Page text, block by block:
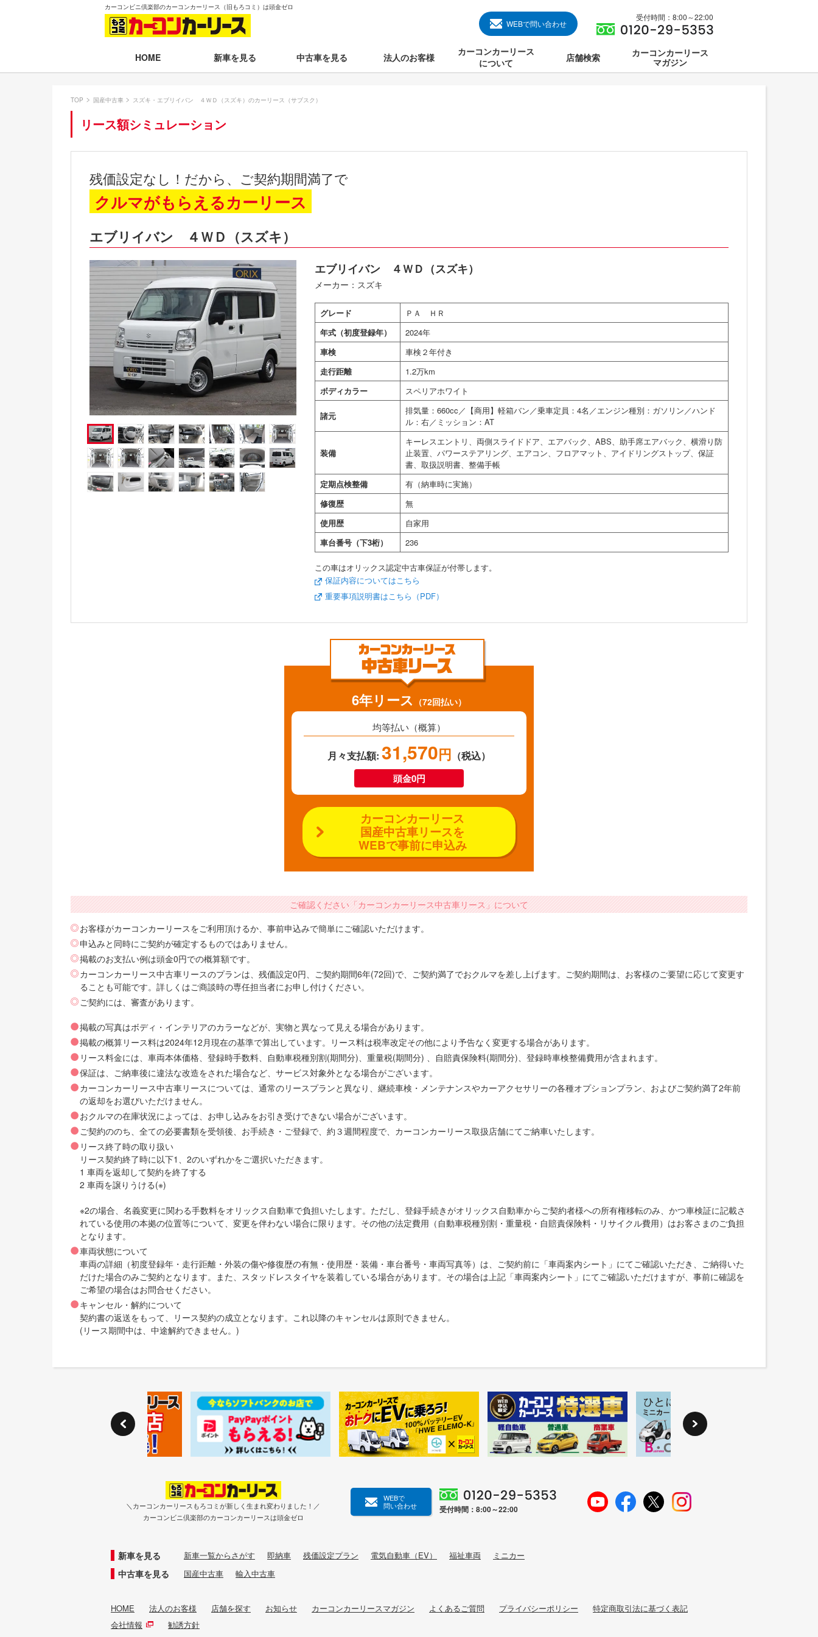
カーコンビニ倶楽部のカーコンカーリース（旧もろコミ）は頭金ゼロ
WEBで問い合わせ
受付時間：8:00～22:00
HOME 新車を見る
月々50,001円以上のクルマを見る
新車一覧から選ぶ
即納車（最短14日で納車）
残価設定プラン
電気自動車（EV）
福祉車両
ミニカー
中古車を見る 法人のお客様
カーコンカーリース
について
店舗検索
カーコンカーリース
マガジン
TOP 国産中古車 スズキ・エブリイバン ４ＷＤ（スズキ）のカーリース（サブスク）
リース額シミュレーション
残価設定なし！だから、ご契約期間満了で
クルマがもらえるカーリース
エブリイバン ４ＷＤ（スズキ）
エブリイバン ４ＷＤ（スズキ）
メーカー：スズキ
グレード
ＰＡ ＨＲ
年式（初度登録年）
2024年
車検
車検２年付き
走行距離
1.2万km
ボディカラー
スペリアホワイト
諸元
排気量：660cc／【商用】軽箱バン／乗車定員：4名／エンジン種別：ガソリン／ハンド
ル：右／ミッション：AT
装備
キーレスエントリ、両側スライドドア、エアバック、ABS、助手席エアバック、横滑り防
止装置、パワーステアリング、エアコン、フロアマット、アイドリングストップ、保証
書、取扱説明書、整備手帳
定期点検整備
有（納車時に実施）
修復歴
無
使用歴
自家用
車台番号（下3桁）
236
この車はオリックス認定中古車保証が付帯します。
保証内容についてはこちら
重要事項説明書はこちら（PDF）
6年リース （72回払い）
均等払い（概算）
月々支払額: 31,570円 （税込）
頭金0円
カーコンカーリース
国産中古車リースを
WEBで事前に申込み
ご確認ください「カーコンカーリース中古車リース」について
お客様がカーコンカーリースをご利用頂けるか、事前申込みで簡単にご確認いただけます。
申込みと同時にご契約が確定するものではありません。
掲載のお支払い例は頭金0円での概算額です。
カーコンカーリース中古車リースのプランは、残価設定0円、ご契約期間6年(72回)で、ご契約満了でおクルマを差し上げます。ご契約期間は、お客様のご要望に応じて変更す
ることも可能です。詳しくはご商談時の専任担当者にお申し付けください。
ご契約には、審査があります。
掲載の写真はボディ・インテリアのカラーなどが、実物と異なって見える場合があります。
掲載の概算リース料は2024年12月現在の基準で算出しています。リース料は税率改定その他により予告なく変更する場合があります。
リース料金には、車両本体価格、登録時手数料、自動車税種別割(期間分)、重量税(期間分) 、自賠責保険料(期間分)、登録時車検整備費用が含まれます。
保証は、ご納車後に違法な改造をされた場合など、サービス対象外となる場合がございます。
カーコンカーリース中古車リースについては、通常のリースプランと異なり、継続車検・メンテナンスやカーアクセサリーの各種オプションプラン、およびご契約満了2年前
の返却をお選びいただけません。
おクルマの在庫状況によっては、お申し込みをお引き受けできない場合がございます。
ご契約ののち、全ての必要書類を受領後、お手続き・ご登録で、約３週間程度で、カーコンカーリース取扱店舗にてご納車いたします。
リース終了時の取り扱い
リース契約終了時に以下1、2のいずれかをご選択いただきます。
1 車両を返却して契約を終了する
2 車両を譲りうける(※)
※2の場合、名義変更に関わる手数料をオリックス自動車で負担いたします。ただし、登録手続きがオリックス自動車からご契約者様への所有権移転のみ、かつ車検証に記載さ
れている使用の本拠の位置等について、変更を伴わない場合に限ります。その他の法定費用（自動車税種別割・重量税・自賠責保険料・リサイクル費用）はお客さまのご負担
となります。
車両状態について
車両の詳細（初度登録年・走行距離・外装の傷や修復歴の有無・使用歴・装備・車台番号・車両写真等）は、ご契約前に「車両案内シート」にてご確認いただき、ご納得いた
だけた場合のみご契約となります。また、スタッドレスタイヤを装着している場合があります。その場合は上記「車両案内シート」にてご確認いただけますが、事前に確認を
ご希望の場合はお問合せください。
キャンセル・解約について
契約書の返送をもって、リース契約の成立となります。これ以降のキャンセルは原則できません。
(リース期間中は、中途解約できません。)
＼カーコンカーリースもろコミが新しく生まれ変わりました！／
カーコンビニ倶楽部のカーコンカーリースは頭金ゼロ
WEBで
問い合わせ
受付時間：8:00～22:00
新車を見る 新車一覧からさがす 即納車 残価設定プラン 電気自動車（EV） 福祉車両 ミニカー
中古車を見る 国産中古車 輸入中古車
HOME 法人のお客様 店舗を探す お知らせ カーコンカーリースマガジン よくあるご質問 プライバシーポリシー
特定商取引法に基づく表記
会社情報
勧誘方針